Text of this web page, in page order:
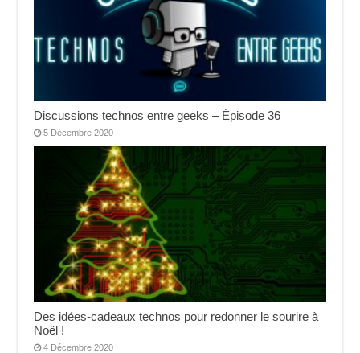
Discussions technos entre geeks – Épisode 36
5 Décembre 2020
Des idées-cadeaux technos pour redonner le sourire à
Noël !
4 Décembre 2020